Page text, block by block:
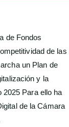
de Fondos
de las
un Plan de
y la
Para ello ha
de la Cámara